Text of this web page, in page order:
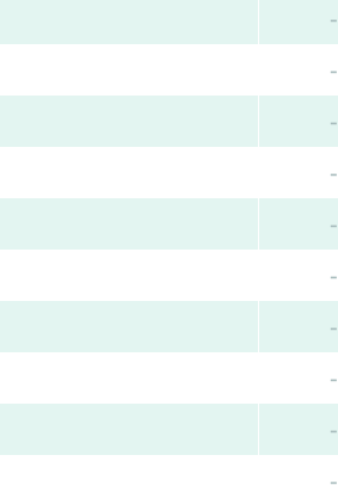
-
-
-
-
-
-
-
-
-
-